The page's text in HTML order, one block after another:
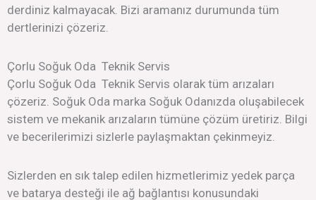
derdiniz kalmayacak. Bizi aramanız durumunda tüm
dertlerinizi çözeriz.
Çorlu Soğuk Oda Teknik Servis
Çorlu Soğuk Oda Teknik Servis olarak tüm arızaları
çözeriz. Soğuk Oda marka Soğuk Odanızda oluşabilecek
sistem ve mekanik arızaların tümüne çözüm üretiriz. Bilgi
ve becerilerimizi sizlerle paylaşmaktan çekinmeyiz.
Sizlerden en sık talep edilen hizmetlerimiz yedek parça
ve batarya desteği ile ağ bağlantısı konusundaki